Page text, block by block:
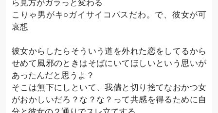
ら見方がガラっと変わる
こりゃ男がキ○ガイサイコパスだわ。で、彼女が可
哀想
彼女からしたらそういう道を外れた恋をしてるから
せめて風邪のときはそばにいてほしいという思いが
あったんだと思うよ？
そこは無下にしといて、我儘と切り捨てなおかつ女
がおかしいだろ？な？な？って共感を得るために自